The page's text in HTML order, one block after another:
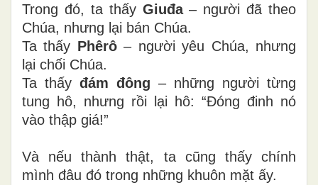
Trong đó, ta thấy Giuđa– người đã theo
Chúa, nhưng lại bán Chúa.
Ta thấy Phêrô– người yêu Chúa, nhưng
lại chối Chúa.
Ta thấy đám đông – những người từng
tung hô, nhưng rồi lại hô: “Đóng đinh nó
vào thập giá!”
Và nếu thành thật, ta cũng thấy chính
mình đâu đó trong những khuôn mặt ấy.